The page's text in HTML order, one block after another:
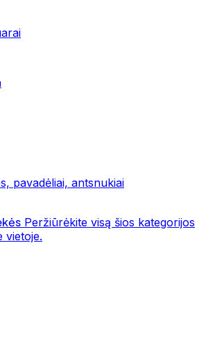
pavadėliai, antsnukiai
Peržiūrėkite visą šios kategorijos
vietoje.